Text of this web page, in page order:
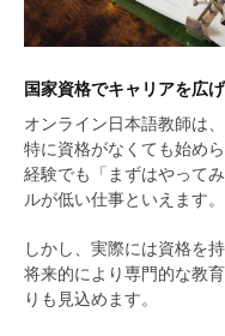
国家資格でキャリアを広
オンライン日本語教師は
特に資格がなくても始め
経験でも「まずはやって
ルが低い仕事といえます。
しかし、実際には資格を
将来的により専門的な教
りも見込めます。